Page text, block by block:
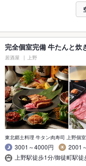
完全個室完備 牛たんと炊
居酒屋 上野
東北郷土料理 牛タン肉寿司 上野個
3001～4000円
2001
上野駅徒歩1分/御徒町駅